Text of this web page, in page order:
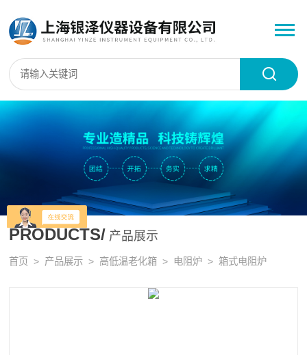
PRODUCTS/ 产品展示
首页 > 产品展示 > 高低温老化箱 > 电阻炉 > 箱式电阻炉